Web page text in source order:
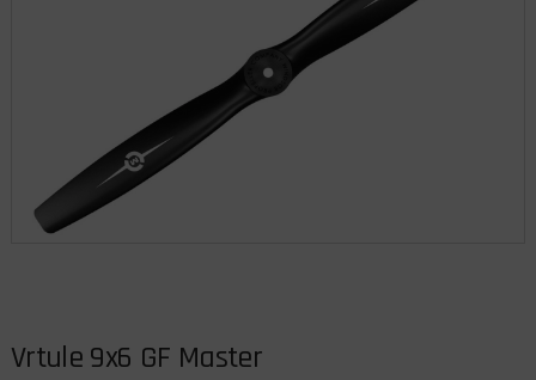
Vrtule 9x6 GF Master